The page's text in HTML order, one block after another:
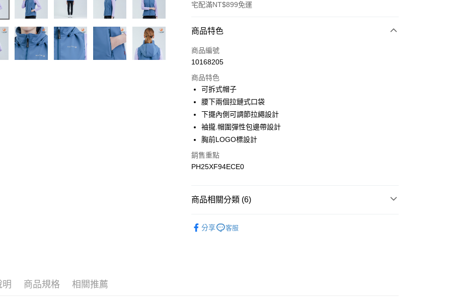
宅配滿NT$899免運
付款方式
信用卡一次付款
Apple Pay
悠遊付
Google Pay
運送方式
商品特色
商品編號
10168205
商品特色
可拆式帽子
腰下兩個拉鏈式口袋
下擺內側可調節拉繩設計
袖攏.帽圍彈性包邊帶設計
胸前LOGO標設計
銷售重點
PH25XF94ECE0
商品相關分類 (6)
分享 客服
明 商品規格 相關推薦